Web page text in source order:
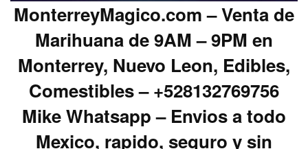
MonterreyMagico.com – Venta de
Marihuana de 9AM – 9PM en
Monterrey, Nuevo Leon, Edibles,
Comestibles – +528132769756
Mike Whatsapp – Envios a todo
Mexico, rapido, seguro y sin